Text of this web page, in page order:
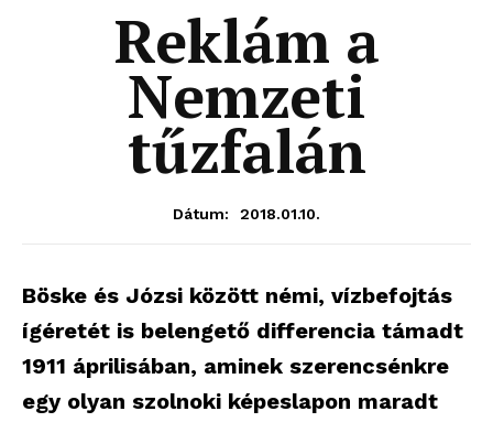
Reklám a
Nemzeti
tűzfalán
Dátum: 2018.01.10.
Böske és Józsi között némi, vízbefojtás
ígéretét is belengető differencia támadt
1911 áprilisában, aminek szerencsénkre
egy olyan szolnoki képeslapon maradt